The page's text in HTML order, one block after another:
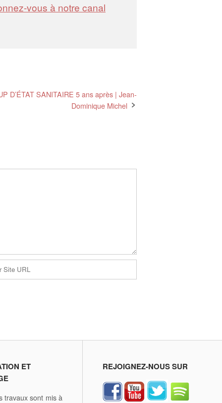
vous à notre canal
D’ÉTAT SANITAIRE 5 ans après | Jean-
Dominique Michel
ET
travaux sont mis à
REJOIGNEZ-NOUS SUR